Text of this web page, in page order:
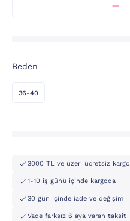
Beden
36-40
3000 TL ve üzeri ücretsiz kargo
1-10 iş günü içinde kargoda
30 gün içinde iade ve değişim
Vade farksız 6 aya varan taksit